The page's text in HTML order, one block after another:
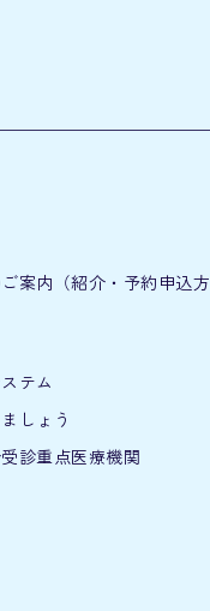
案内（紹介・予約申込方
テム
しょう
診重点医療機関